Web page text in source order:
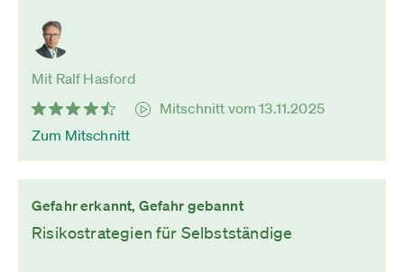
Mit Ralf Hasford
Mitschnitt vom 13.11.2025
Zum Mitschnitt
Gefahr erkannt, Gefahr gebannt
Risikostrategien für Selbstständige